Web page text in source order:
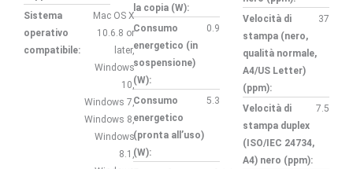
Sistema
operativo
compatibile:
Mac OS X
10.6.8 or
later,
Windows
10,
Windows 7,
Windows 8,
Windows
8.1,
la copia (W):
Consumo
energetico (in
sospensione)
(W):
0.9
Consumo
energetico
(pronta all’uso)
(W):
5.3
Velocità di
stampa (nero,
qualità normale,
A4/US Letter)
(ppm):
37
Velocità di
stampa duplex
(ISO/IEC 24734,
A4) nero (ppm):
7.5